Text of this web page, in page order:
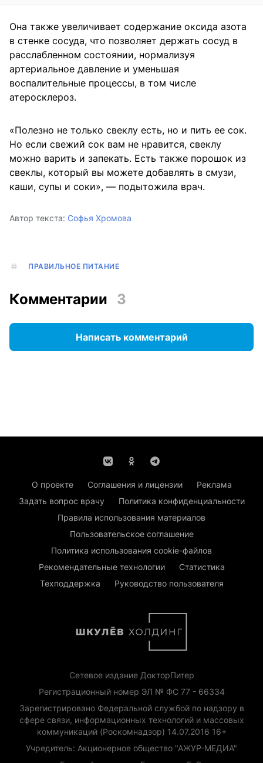
Она также увеличивает содержание оксида азота
в стенке сосуда, что позволяет держать сосуд в
расслабленном состоянии, нормализуя
артериальное давление и уменьшая
воспалительные процессы, в том числе
атеросклероз.
«Полезно не только свеклу есть, но и пить ее сок.
Но если свежий сок вам не нравится, свеклу
можно варить и запекать. Есть также порошок из
свеклы, который вы можете добавлять в смузи,
каши, супы и соки», — подытожила врач.
Автор текста: Софья Хромова
ПРАВИЛЬНОЕ ПИТАНИЕ
Комментарии 3
Написать комментарий
О проекте Соглашения и лицензии
Реклама
Задать вопрос врачу
Политика конфиденциальности
Правила использования материалов
Пользовательское соглашение
Политика использования cookie-файлов
Рекомендательные технологии
Статистика
Техподдержка
Руководство пользователя
Сетевое издание ДокторПитер
Регистрационный номер ЭЛ № ФС 77 - 66334
Зарегистрировано Федеральной службой по надзору в
сфере связи, информационных технологий и массовых
коммуникаций (Роскомнадзор) 14.07.2016 16+
Учредитель: Акционерное общество "АЖУР-МЕДИА"